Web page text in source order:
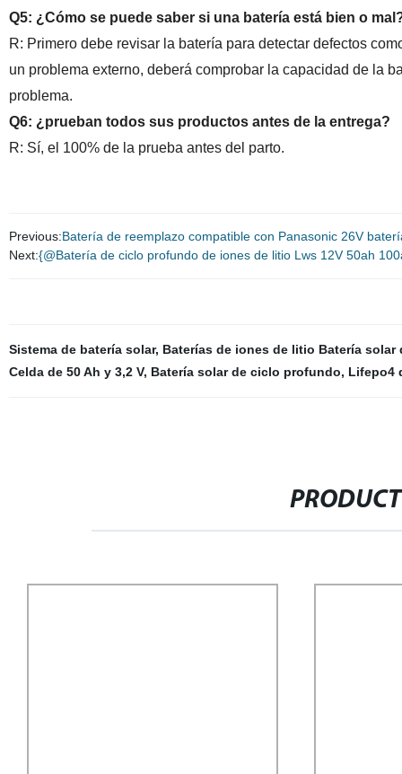
Q5: ¿Cómo se puede saber si una batería está bien o
R: Primero debe revisar la batería para detectar defectos
un problema externo, deberá comprobar la capacidad de la
problema.
Q6: ¿prueban todos sus productos antes de la entrega?
R: Sí, el 100% de la prueba antes del parto.
Previous:Batería de reemplazo compatible con Panasonic 26V
Next:{@Batería de ciclo profundo de iones de litio Lws 12V 50ah
Sistema de batería solar, Baterías de iones de litio Batería solar
Celda de 50 Ah y 3,2 V, Batería solar de ciclo profundo, Lifepo4